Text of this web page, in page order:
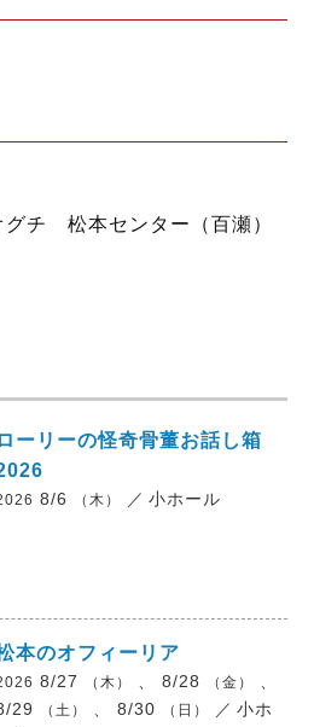
グチ 松本センター（百瀬）
ローリーの怪奇骨董お話し箱
8/6 （木） ／ 小ホール
本のオフィーリア
8/27 （木） 、 8/28 （金）
29
（土） 、 8/30 （日） ／ 小ホ